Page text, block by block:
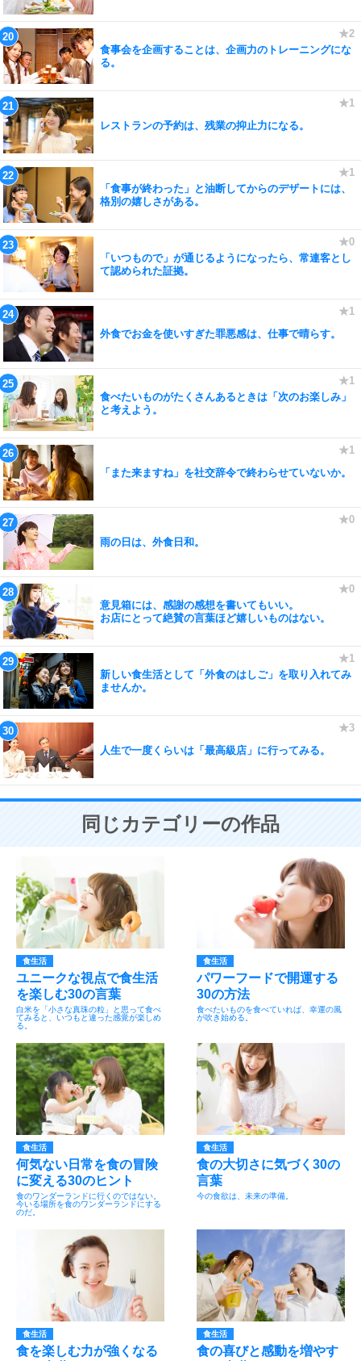
食事会を企画することは、企画力のトレーニングにな
る。
レストランの予約は、残業の抑止力になる。
「食事が終わった」と油断してからのデザートには、
格別の嬉しさがある。
「いつもので」が通じるようになったら、常連客とし
て認められた証拠。
外食でお金を使いすぎた罪悪感は、仕事で晴らす。
食べたいものがたくさんあるときは「次のお楽しみ」
と考えよう。
「また来ますね」を社交辞令で終わらせていないか。
雨の日は、外食日和。
意見箱には、感謝の感想を書いてもいい。
お店にとって絶賛の言葉ほど嬉しいものはない。
新しい食生活として「外食のはしご」を取り入れてみ
ませんか。
人生で一度くらいは「最高級店」に行ってみる。
同じカテゴリーの作品
食生活
ユニークな視点で食生活
を楽しむ30の言葉
白米を「小さな真珠の粒」と思って食べ
てみると、いつもと違った感覚が楽しめ
る。
食生活
パワーフードで開運する
30の方法
食べたいものを食べていれば、幸運の風
が吹き始める。
食生活
何気ない日常を食の冒険
に変える30のヒント
食のワンダーランドに行くのではない。
今いる場所を食のワンダーランドにする
のだ。
食生活
食の大切さに気づく30の
言葉
今の食欲は、未来の準備。
食生活
食を楽しむ力が強くなる
食生活
食の喜びと感動を増やす